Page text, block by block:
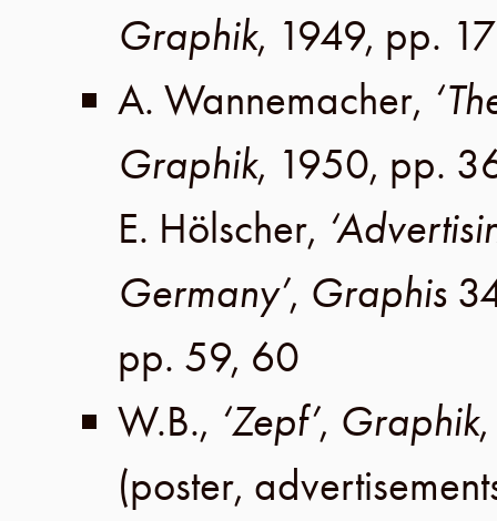
Graphik, 1949, pp.
A. Wannemacher,
Graphik, 1950, pp.
E. Hölscher,
Germany’, Graphis
pp. 59, 60
W.B., ‘Zepf’, Graphik
(poster,